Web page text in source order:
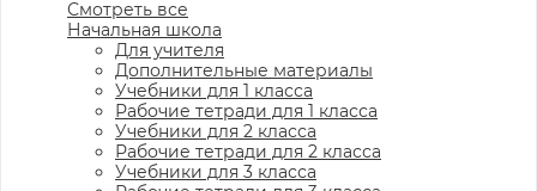
Смотреть все
Начальная школа
Для учителя
Дополнительные материалы
Учебники для 1 класса
Рабочие тетради для 1 класса
Учебники для 2 класса
Рабочие тетради для 2 класса
Учебники для 3 класса